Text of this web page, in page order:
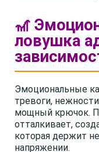
🎢
ловушка
Эмоциональные
тревоги,
мощный крючок.
отталкивает,
которая держит
напряжении.